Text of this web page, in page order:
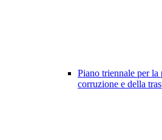
Piano triennale per la
corruzione e della